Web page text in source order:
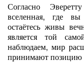
Согласно
вселенная, где
остаётесь живы
является той
наблюдаем, мир
принимают позицию